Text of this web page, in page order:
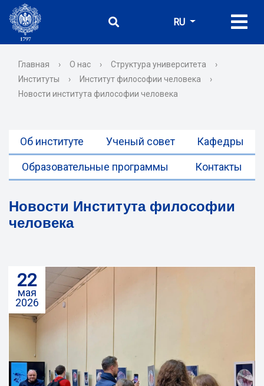
RU
Главная › О нас › Структура университета
›
Институты
› Институт философии человека
›
Новости института философии человека
Об институте Ученый совет Кафедры
Образовательные программы Контакты
Новости Института философии
человека
22
мая
2026